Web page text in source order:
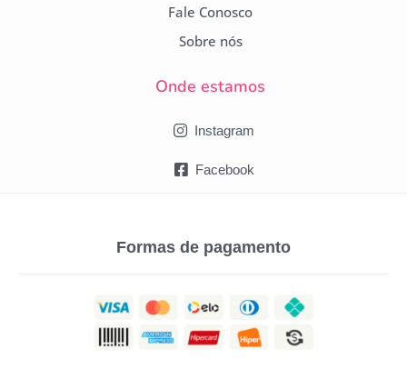
Fale Conosco
Sobre nós
Onde estamos
Instagram
Facebook
Formas de pagamento